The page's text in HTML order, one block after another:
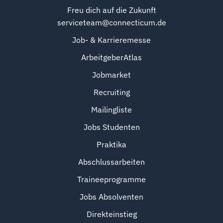
Freu dich auf die Zukunft
serviceteam@connecticum.de
Job- & Karrieremesse
ArbeitgeberAtlas
Jobmarket
Recruiting
Mailingliste
Jobs Studenten
Praktika
Abschlussarbeiten
Traineeprogramme
Jobs Absolventen
Direkteinstieg